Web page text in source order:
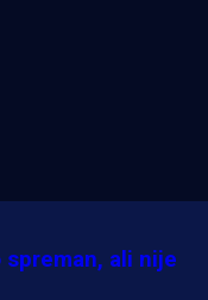
ali nije